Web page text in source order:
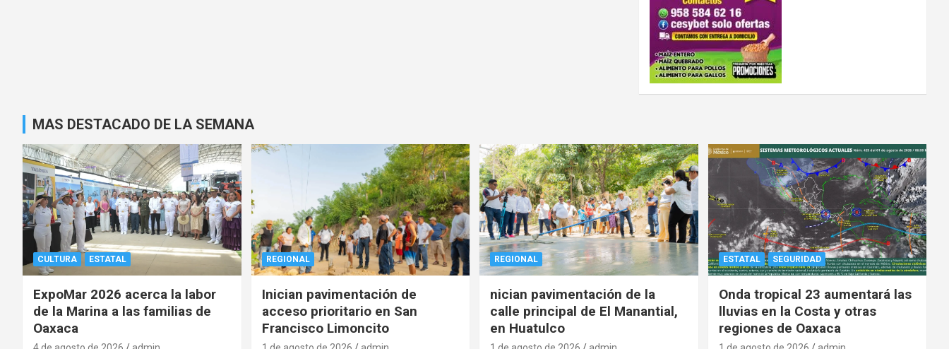
MAS DESTACADO DE LA SEMANA
CULTURA ESTATAL
ExpoMar 2026 acerca la labor
de la Marina a las familias de
Oaxaca
REGIONAL
Inician pavimentación de
acceso prioritario en San
Francisco Limoncito
REGIONAL
nician pavimentación de la
calle principal de El Manantial,
en Huatulco
ESTATAL SEGURIDAD
Onda tropical 23 aumentará las
lluvias en la Costa y otras
regiones de Oaxaca